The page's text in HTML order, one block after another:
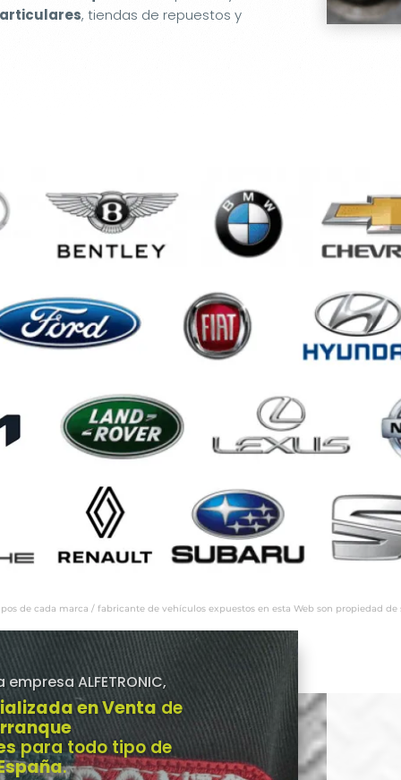
, tiendas de repuestos y
de cada marca / fabricante de vehículos expuestos en esta Web son propiedad
ALFETRONIC,
en Venta de
para todo tipo de
.